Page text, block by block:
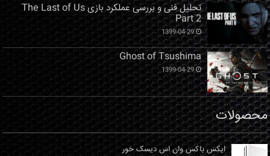
تحلیل فنی و بررسی عملکرد بازی The Last of Us
Part 2
1399-04-29
Ghost of Tsushima
1399-04-29
محصولات
ایکس باکس وان اس دیسک خور